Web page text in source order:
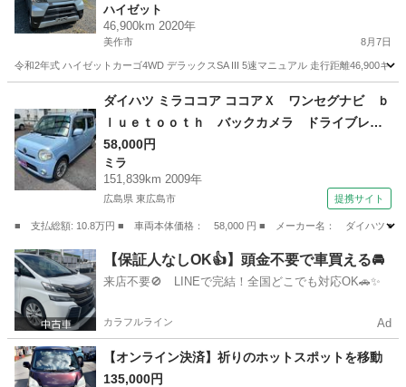
ハイゼット
46,900km 2020年
美作市 8月7日
令和2年式 ハイゼットカーゴ4WD デラックスSA III 5速マニュアル 走行距離46,900キ
ハイゼット
ダイハツ ミラココア ココアＸ ワンセグナビ ｂ
ｌｕｅｔｏｏｔｈ バックカメラ ドライブレコ
ーダー （検8.9）
58,000円
ミラ
151,839km 2009年
広島県 東広島市 提携サイト
■ 支払総額: 10.8万円 ■ 車両本体価格： 58,000 円 ■ メーカー名： ダイハツ
広島 東広島市 ミラ
【保証人なしOK👍】頭金不要で車買える🚘
来店不要🚫 LINEで完結！全国どこでも対応OK🚗✨
カラフルライン Ad
【オンライン決済】祈りのホットスポットを移動
135,000円